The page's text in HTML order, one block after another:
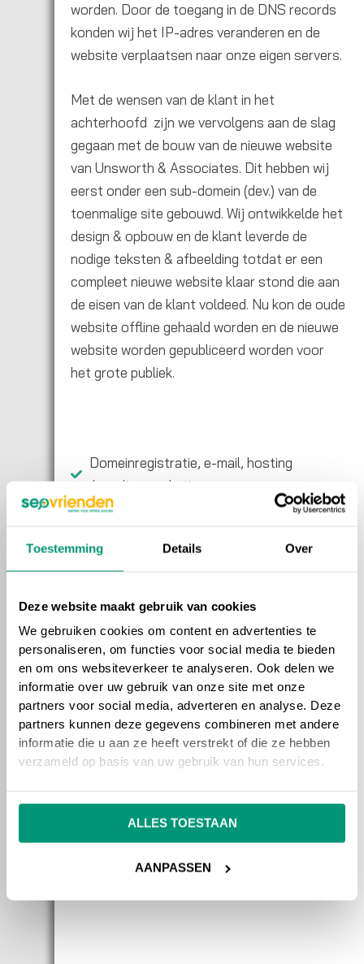
Toestemming Details Over
Deze website maakt gebruik van cookies
We gebruiken cookies om content en advertenties te
personaliseren, om functies voor social media te bieden
en om ons websiteverkeer te analyseren. Ook delen we
informatie over uw gebruik van onze site met onze
partners voor social media, adverteren en analyse. Deze
partners kunnen deze gegevens combineren met andere
informatie die u aan ze heeft verstrekt of die ze hebben
verzameld op basis van uw gebruik van hun services.
ALLES TOESTAAN
AANPASSEN
worden. Door de toegang in de DNS records
konden wij het IP-adres veranderen en de
website verplaatsen naar onze eigen servers.
Met de wensen van de klant in het
achterhoofd zijn we vervolgens aan de slag
gegaan met de bouw van de nieuwe website
van Unsworth & Associates. Dit hebben wij
eerst onder een sub-domein (dev.) van de
toenmalige site gebouwd. Wij ontwikkelde het
design & opbouw en de klant leverde de
nodige teksten & afbeelding totdat er een
compleet nieuwe website klaar stond die aan
de eisen van de klant voldeed. Nu kon de oude
website offline gehaald worden en de nieuwe
website worden gepubliceerd worden voor
het grote publiek.
Domeinregistratie, e-mail, hosting
én online marketing
Migratie in WordPress
NU VERDER: ONLINE
MARKETING
Nu de nieuwe website online is gezet, kunnen
we aan de slag gaan met de online marketing
voor Unsworth & Associates. Via welke
kanalen wij dit gaan doen, is nog niet zeker,
omdat de optimale combinatie van kanalen
het snelst en efficiëntst mogelijk de
vindbaarheid van de offshore dienstverlener
kunnen verbeteren.